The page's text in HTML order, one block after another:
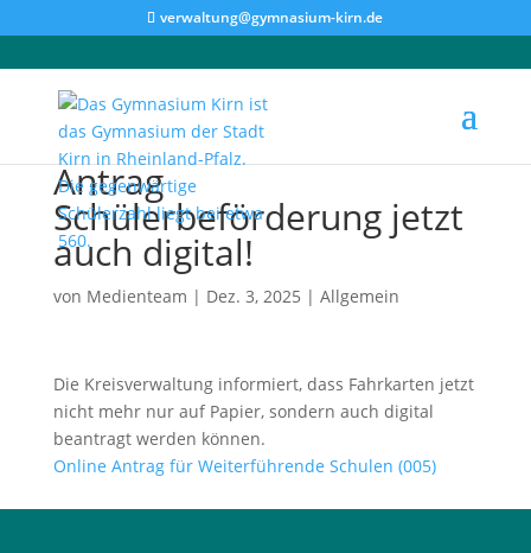
verwaltung@gymnasium-kirn.de
Antrag
Schülerbeförderung jetzt
auch digital!
von Medienteam | Dez. 3, 2025 | Allgemein
Die Kreisverwaltung informiert, dass Fahrkarten jetzt
nicht mehr nur auf Papier, sondern auch digital
beantragt werden können.
Online Antrag für Weiterführende Schulen (005)